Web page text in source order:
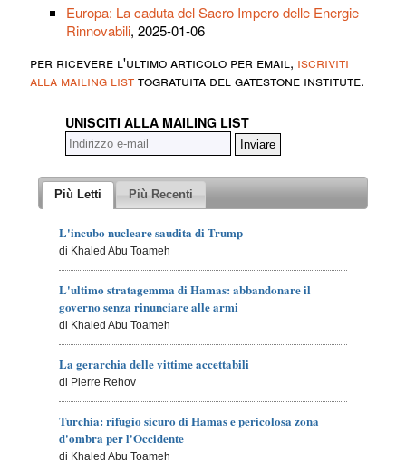
Europa: La caduta del Sacro Impero delle Energie
Rinnovabili, 2025-01-06
per ricevere l'ultimo articolo per email, iscriviti
alla mailing listtogratuita del gatestone institute.
UNISCITI ALLA MAILING LIST
Più Letti Più Recenti
L'incubo nucleare saudita di Trump
di Khaled Abu Toameh
L'ultimo stratagemma di Hamas: abbandonare il
governo senza rinunciare alle armi
di Khaled Abu Toameh
La gerarchia delle vittime accettabili
di Pierre Rehov
Turchia: rifugio sicuro di Hamas e pericolosa zona
d'ombra per l'Occidente
di Khaled Abu Toameh